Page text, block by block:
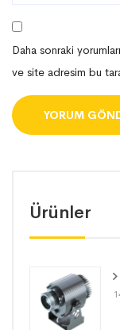
Ürünler
Daha sonraki
ve site adresim bu